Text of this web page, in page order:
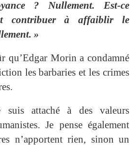
? Nullement. Est-ce
contribuer à affaiblir le
»
qu’Edgar Morin a condamné
les barbaries et les crimes
suis attaché à des valeurs
Je pense également
n’apportent rien, sinon un